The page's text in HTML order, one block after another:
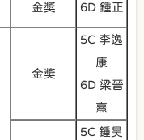
金獎 6D 鍾正
金獎
5C 李逸
康
6D 梁晉
熹
5C 鍾昊